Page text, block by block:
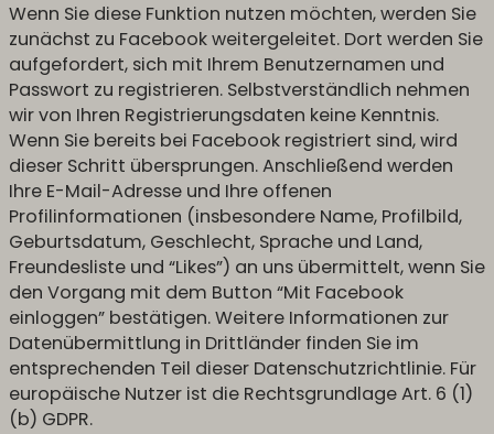
Wenn Sie diese Funktion nutzen möchten, werden Sie
zunächst zu Facebook weitergeleitet. Dort werden Sie
aufgefordert, sich mit Ihrem Benutzernamen und
Passwort zu registrieren. Selbstverständlich nehmen
wir von Ihren Registrierungsdaten keine Kenntnis.
Wenn Sie bereits bei Facebook registriert sind, wird
dieser Schritt übersprungen. Anschließend werden
Ihre E-Mail-Adresse und Ihre offenen
Profilinformationen (insbesondere Name, Profilbild,
Geburtsdatum, Geschlecht, Sprache und Land,
Freundesliste und “Likes”) an uns übermittelt, wenn Sie
den Vorgang mit dem Button “Mit Facebook
einloggen” bestätigen. Weitere Informationen zur
Datenübermittlung in Drittländer finden Sie im
entsprechenden Teil dieser Datenschutzrichtlinie. Für
europäische Nutzer ist die Rechtsgrundlage Art. 6 (1)
(b) GDPR.